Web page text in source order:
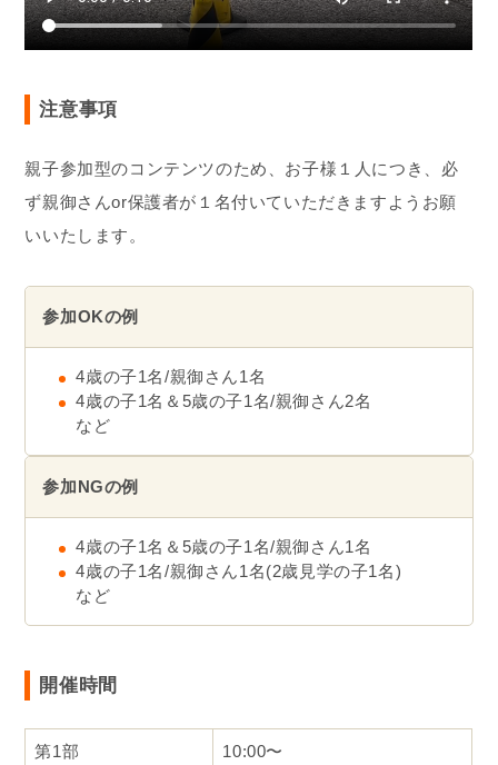
注意事項
親子参加型のコンテンツのため、お子様１人につき、必
ず親御さんor保護者が１名付いていただきますようお願
いいたします。
参加OKの例
4歳の子1名/親御さん1名
4歳の子1名＆5歳の子1名/親御さん2名
など
参加NGの例
4歳の子1名＆5歳の子1名/親御さん1名
4歳の子1名/親御さん1名(2歳見学の子1名)
など
開催時間
第1部 10:00〜